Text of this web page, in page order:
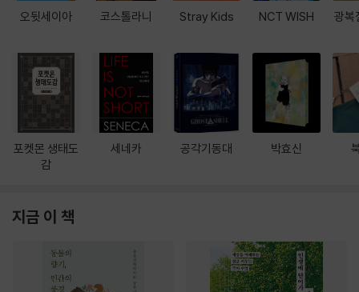
오뒷세이아
포켓몬 생태도
감
코스톨라니
세네카
Stray Kids
공각기동대
NCT WISH
박효신
광복
지금 이 책